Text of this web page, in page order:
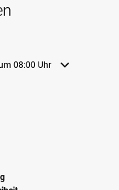
auszublenden
08:00 Uhr